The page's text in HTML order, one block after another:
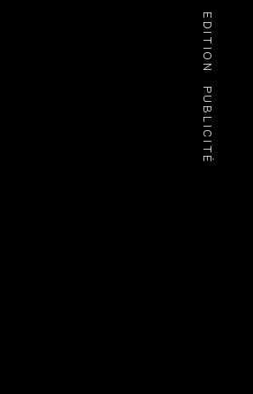
EDITION
PUBLICITÉ